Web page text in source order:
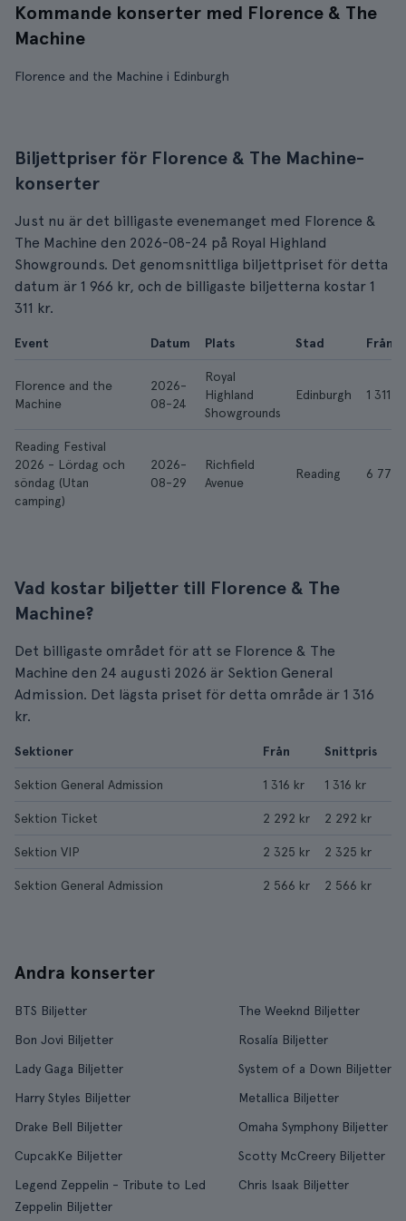
Kommande konserter med Florence & The
Machine
Florence and the Machine i Edinburgh
Biljettpriser för Florence & The Machine-
konserter
Just nu är det billigaste evenemanget med Florence &
The Machine den 2026-08-24 på Royal Highland
Showgrounds. Det genomsnittliga biljettpriset för detta
datum är 1 966 kr, och de billigaste biljetterna kostar 1
311 kr.
Event Datum Plats Stad Från
Florence and the
Machine
2026-
08-24
Royal
Highland
Showgrounds
Edinburgh 1 311 kr
Reading Festival
2026 - Lördag och
söndag (Utan
camping)
2026-
08-29
Richfield
Avenue
Reading 6 779
Vad kostar biljetter till Florence & The
Machine?
Det billigaste området för att se Florence & The
Machine den 24 augusti 2026 är Sektion General
Admission. Det lägsta priset för detta område är 1 316
kr.
Sektioner Från Snittpris
Sektion General Admission 1 316 kr 1 316 kr
Sektion Ticket 2 292 kr 2 292 kr
Sektion VIP 2 325 kr 2 325 kr
Sektion General Admission 2 566 kr 2 566 kr
Andra konserter
BTS Biljetter
The Weeknd Biljetter
Bon Jovi Biljetter
Rosalía Biljetter
Lady Gaga Biljetter
System of a Down Biljetter
Harry Styles Biljetter
Metallica Biljetter
Drake Bell Biljetter
Omaha Symphony Biljetter
CupcakKe Biljetter
Scotty McCreery Biljetter
Legend Zeppelin - Tribute to Led
Zeppelin Biljetter
Chris Isaak Biljetter